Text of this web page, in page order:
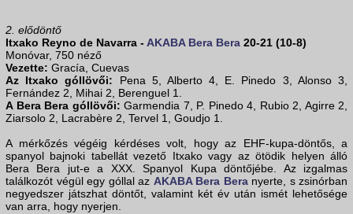
2. elődöntő
Itxako Reyno de Navarra - AKABA Bera Bera 20-21 (10-8)
Monóvar, 750 néző
Vezette: Gracía, Cuevas
Az Itxako góllövői: Pena 5, Alberto 4, E. Pinedo 3, Alonso 3,
Fernández 2, Mihai 2, Berenguel 1.
A Bera Bera góllövői: Garmendia 7, P. Pinedo 4, Rubio 2, Agirre 2,
Ziarsolo 2, Lacrabère 2, Tervel 1, Goudjo 1.
A mérkőzés végéig kérdéses volt, hogy az EHF-kupa-döntős, a
spanyol bajnoki tabellát vezető Itxako vagy az ötödik helyen álló
Bera Bera jut-e a XXX. Spanyol Kupa döntőjébe. Az izgalmas
találkozót végül egy góllal az AKABA Bera Beranyerte, s zsinórban
negyedszer játszhat döntőt, valamint két év után ismét lehetősége
van arra, hogy nyerjen.